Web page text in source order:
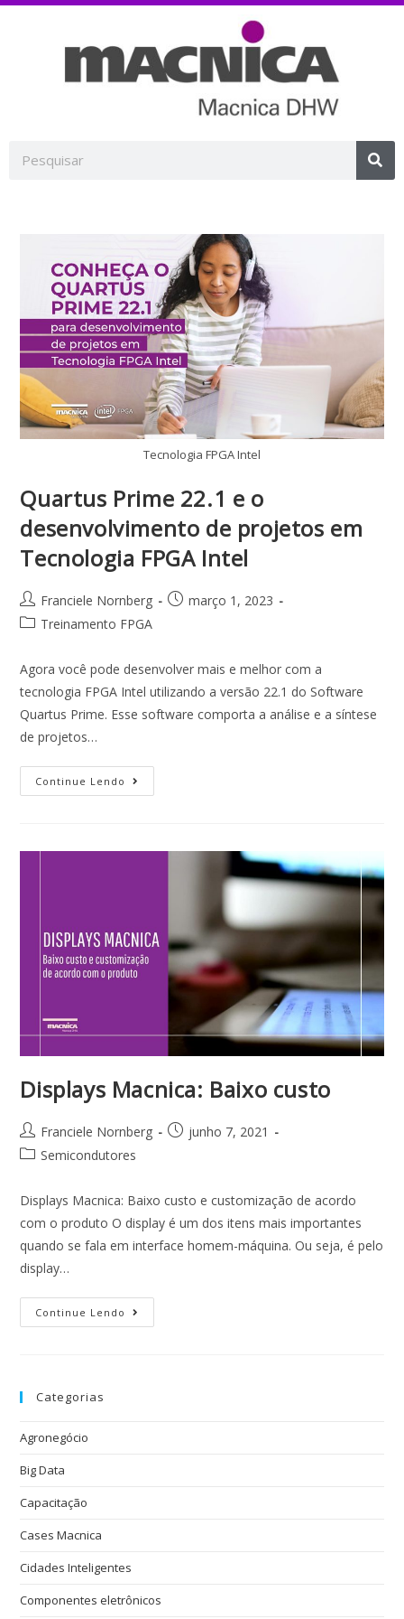
Tecnologia FPGA Intel
Quartus Prime 22.1 e o
desenvolvimento de projetos em
Tecnologia FPGA Intel
Franciele Nornberg
março 1, 2023
Treinamento FPGA
Agora você pode desenvolver mais e melhor com a
tecnologia FPGA Intel utilizando a versão 22.1 do Software
Quartus Prime. Esse software comporta a análise e a síntese
de projetos…
Continue Lendo
Displays Macnica: Baixo custo
Franciele Nornberg
junho 7, 2021
Semicondutores
Displays Macnica: Baixo custo e customização de acordo
com o produto O display é um dos itens mais importantes
quando se fala em interface homem-máquina. Ou seja, é pelo
display…
Continue Lendo
Categorias
Agronegócio
Big Data
Capacitação
Cases Macnica
Cidades Inteligentes
Componentes eletrônicos